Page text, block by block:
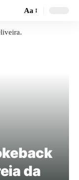
Aa
da